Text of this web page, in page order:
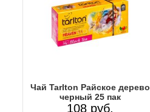
Чай Tarlton Райское дерево
черный 25 пак
108 руб.